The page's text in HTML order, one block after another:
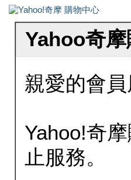
Yahoo奇
親愛的會員
Yahoo!奇
止服務。